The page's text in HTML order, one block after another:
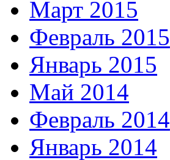
Март 2015
Февраль 2015
Январь 2015
Май 2014
Февраль 2014
Январь 2014